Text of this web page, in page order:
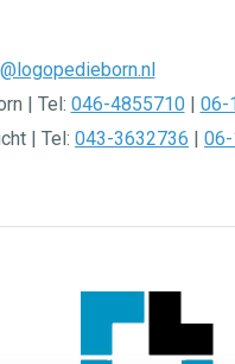
| Tel: 046-4855710| 06-
| Tel: 043-3632736 |